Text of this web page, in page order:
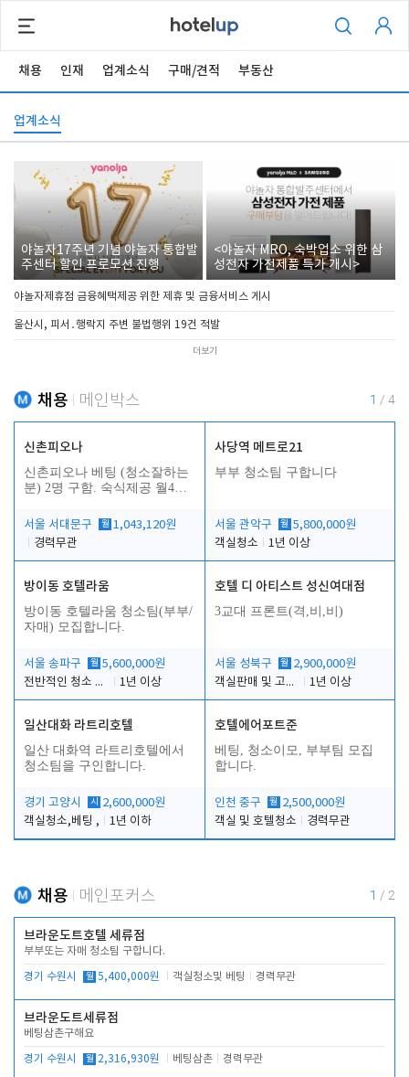
채용 인재 업계소식 구매/견적 부동산
업계소식
야놀자17주년 기념 야놀자 통합발
주센터 할인 프로모션 진행
<야놀자 MRO, 숙박업소 위한 삼
성전자 가전제품 특가 개시>
야놀자제휴점 금융혜택제공 위한 제휴 및 금융서비스 게시
울산시, 피서․행락지 주변 불법행위 19건 적발
더보기
채용 메인박스 1 / 4
신촌피오나
신촌피오나 베팅 (청소잘하는
분) 2명 구함. 숙식제공 월4회
서울 서대문구
월 1,043,120원
경력무관
사당역 메트로21
부부 청소팀 구합니다
서울 관악구 월 5,800,000원
객실청소
1년 이상
방이동 호텔라움
방이동 호텔라움 청소팀(부부/
자매) 모집합니다.
서울 송파구 월 5,600,000원
전반적인 청소 업무(객실청소.객실정리)
1년 이상
호텔 디 아티스트 성신여대점
3교대 프론트(격,비,비)
서울 성북구 월 2,900,000원
객실판매 및 고객응대
1년 이상
일산대화 라트리호텔
일산 대화역 라트리호텔에서
청소팀을 구인합니다.
경기 고양시 시
2,600,000원
객실청소,베팅 ,
1년 이하
호텔에어포트준
베팅, 청소이모, 부부팀 모집
합니다.
인천 중구 월 2,500,000원
객실 및 호텔청소
경력무관
채용 메인포커스 1 / 2
브라운도트호텔 세류점
부부또는 자매 청소팀 구합니다.
경기 수원시 월 5,400,000원 객실청소및 베팅 경력무관
브라운도트세류점
베팅삼촌구해요
경기 수원시 월 2,316,930원 베팅삼촌 경력무관